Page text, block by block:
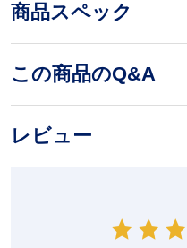
商品スペック
この商品のQ&A
レビュー